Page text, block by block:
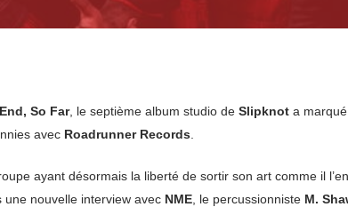
So Far, le septième album studio de Slipknot a
avec Roadrunner Records
ayant désormais la liberté de sortir son art comme il
une nouvelle interview avec NME , le percussionniste M.